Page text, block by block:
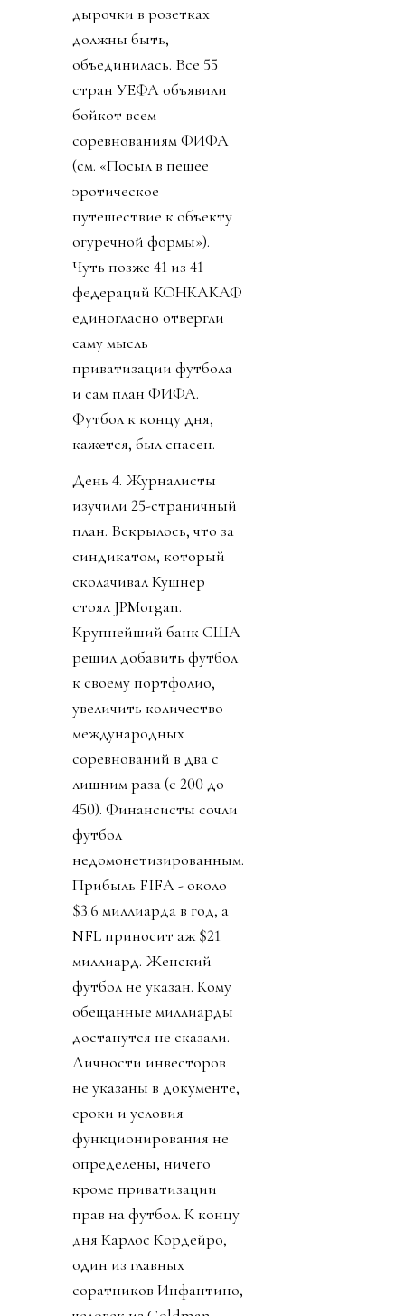
дырочки в розетках
должны быть,
объединилась. Все 55
стран УЕФА объявили
бойкот всем
соревнованиям ФИФА
(см. «Посыл в пешее
эротическое
путешествие к объекту
огуречной формы»).
Чуть позже 41 из 41
федераций КОНКАКАФ
единогласно отвергли
саму мысль
приватизации футбола
и сам план ФИФА.
Футбол к концу дня,
кажется, был спасен.
День 4. Журналисты
изучили 25-страничный
план. Вскрылось, что за
синдикатом, который
сколачивал Кушнер
стоял JPMorgan.
Крупнейший банк США
решил добавить футбол
к своему портфолио,
увеличить количество
международных
соревнований в два с
лишним раза (с 200 до
450). Финансисты сочли
футбол
недомонетизированным.
Прибыль FIFA - около
$3.6 миллиарда в год, а
NFL приносит аж $21
миллиард. Женский
футбол не указан. Кому
обещанные миллиарды
достанутся не сказали.
Личности инвесторов
не указаны в документе,
сроки и условия
функционирования не
определены, ничего
кроме приватизации
прав на футбол. К концу
дня Карлос Кордейро,
один из главных
соратников Инфантино,